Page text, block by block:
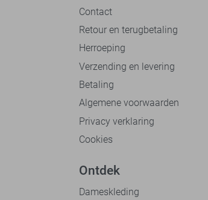
Contact
Retour en terugbetaling
Herroeping
Verzending en levering
Betaling
Algemene voorwaarden
Privacy verklaring
Cookies
Ontdek
Dameskleding